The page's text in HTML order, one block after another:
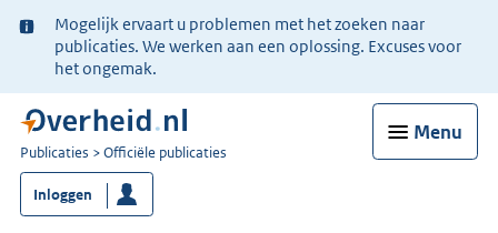
Ter
informatie:
Mogelijk ervaart u problemen met het zoeken naar
publicaties. We werken aan een oplossing. Excuses voor
het ongemak.
Menu
U
bent
nu
hier:
Publicaties Officiële publicaties
Inloggen